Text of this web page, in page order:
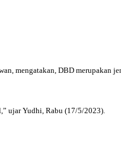
mengatakan, DBD merupakan
ujar Yudhi, Rabu (17/5/2023).